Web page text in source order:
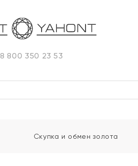
8 800 350 23 53
Скупка и обмен золота